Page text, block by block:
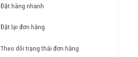
Đặt hàng nhanh
Đặt lại đơn hàng
Theo dõi trạng thái đơn hàng